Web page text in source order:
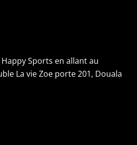
Sports en allant au
La vie Zoe porte 201, Douala